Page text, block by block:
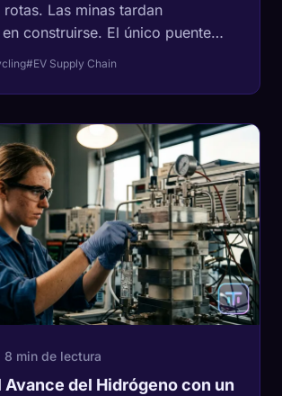
Las minas tardan
construirse. El único puente
eléctrico podría ser la 'Mina
vencer a la excavación?
#EV Supply Chain
8 min de lectura
Avance del Hidrógeno con un